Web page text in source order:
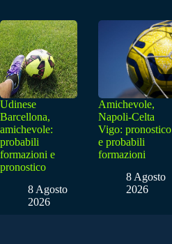
Udinese
Barcellona,
amichevole:
probabili
formazioni e
pronostico
8 Agosto
2026
Amichevole,
Napoli-Celta
Vigo: pronostico
e probabili
formazioni
8 Agosto
2026